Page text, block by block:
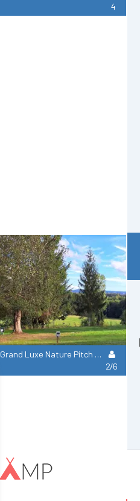
4
Grand Luxe Nature Pitch – Tent, Caravan, Motorhome, Or Campervan – Electricity Included
2/6